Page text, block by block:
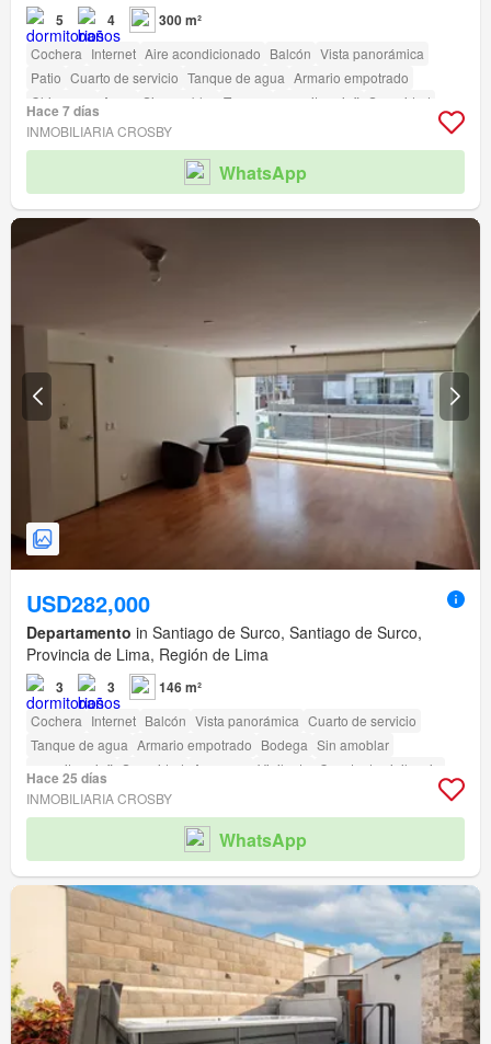
5 4 300 m²
Cochera Internet Aire acondicionado Balcón Vista panorámica
Patio Cuarto de servicio Tanque de agua Armario empotrado
Chimenea
Agua Sin amoblar Terraza amenity_wi_fi Seguridad
Área infantil Biblioteca
Caseta de vigilancia
Hace 7 días
INMOBILIARIA CROSBY
WhatsApp
USD282,000
Departamento in Santiago de Surco, Santiago de Surco,
Provincia de Lima, Región de Lima
3 3 146 m²
Cochera Internet Balcón Vista panorámica Cuarto de servicio
Tanque de agua Armario empotrado Bodega Sin amoblar
amenity_wi_fi Seguridad Ascensor Vigilante
Caseta de vigilancia
Acceso para personas con discapacidad
Hace 25 días
INMOBILIARIA CROSBY
WhatsApp